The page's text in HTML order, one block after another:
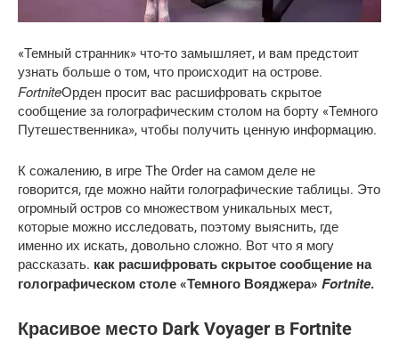
«Темный странник» что-то замышляет, и вам предстоит
узнать больше о том, что происходит на острове.
FortniteОрден просит вас расшифровать скрытое
сообщение за голографическим столом на борту «Темного
Путешественника», чтобы получить ценную информацию.
К сожалению, в игре The Order на самом деле не
говорится, где можно найти голографические таблицы. Это
огромный остров со множеством уникальных мест,
которые можно исследовать, поэтому выяснить, где
именно их искать, довольно сложно. Вот что я могу
рассказать. как расшифровать скрытое сообщение на
голографическом столе «Темного Вояджера» Fortnite.
Красивое место Dark Voyager в Fortnite